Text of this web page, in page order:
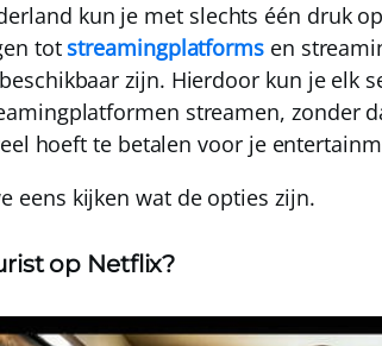
kun je met slechts één druk
totstreamingplatforms en
zijn. Hierdoor kun je elk
streamen, zonder
hoeft te betalen voor je
eens kijken wat de opties zijn.
op Netflix?